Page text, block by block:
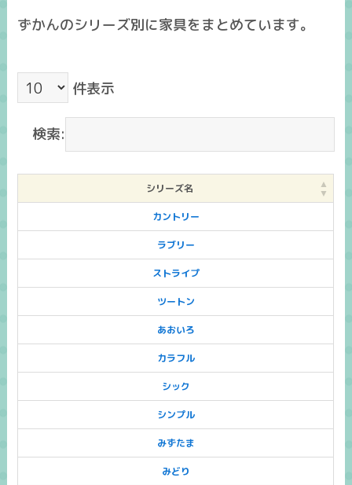
ずかんのシリーズ別に家具をまとめています。
件表示
検索:
シリーズ名
カントリー
ラブリー
ストライプ
ツートン
あおいろ
カラフル
シック
シンプル
みずたま
みどり